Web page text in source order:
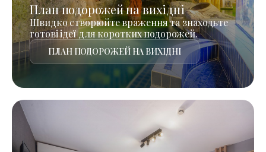
План подорожей на вихідні
Швидко створюйте враження та знаходьте
готові ідеї для коротких подорожей.
ПЛАН ПОДОРОЖЕЙ НА ВИХІДНІ